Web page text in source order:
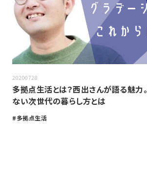
20200728
多拠点生活とは？西出さんが語る魅力
ない次世代の暮らし方とは
多拠点生活